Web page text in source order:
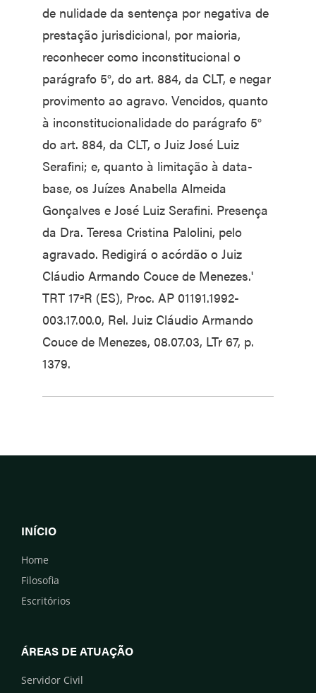
de nulidade da sentença por negativa de
prestação jurisdicional, por maioria,
reconhecer como inconstitucional o
parágrafo 5°, do art. 884, da CLT, e negar
provimento ao agravo. Vencidos, quanto
à inconstitucionalidade do parágrafo 5°
do art. 884, da CLT, o Juiz José Luiz
Serafini; e, quanto à limitação à data-
base, os Juízes Anabella Almeida
Gonçalves e José Luiz Serafini. Presença
da Dra. Teresa Cristina Palolini, pelo
agravado. Redigirá o acórdão o Juiz
Cláudio Armando Couce de Menezes.'
TRT 17ªR (ES), Proc. AP 01191.1992-
003.17.00.0, Rel. Juiz Cláudio Armando
Couce de Menezes, 08.07.03, LTr 67, p.
1379.
INÍCIO
Home
Filosofia
Escritórios
ÁREAS DE ATUAÇÃO
Servidor Civil